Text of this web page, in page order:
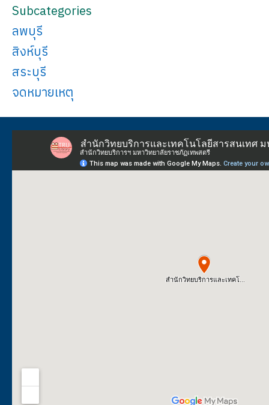
Subcategories
ลพบุรี
สิงห์บุรี
สระบุรี
จดหมายเหตุ